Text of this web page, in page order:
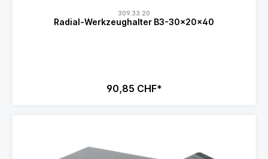
309.33.20
Radial-Werkzeughalter B3-30x20x40
90,85 CHF*